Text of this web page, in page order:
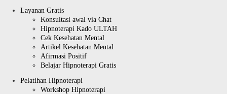
Layanan Gratis
Konsultasi awal via Chat
Hipnoterapi Kado ULTAH
Cek Kesehatan Mental
Artikel Kesehatan Mental
Afirmasi Positif
Belajar Hipnoterapi Gratis
Pelatihan Hipnoterapi
Workshop Hipnoterapi